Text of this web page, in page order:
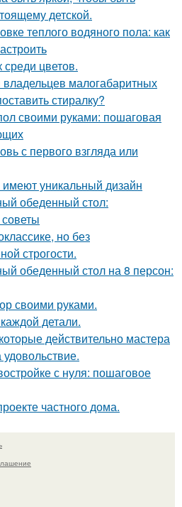
детской.
теплого водяного пола: как
цветов.
малогабаритных
стиралку?
своими руками: пошаговая
с первого взгляда или
имеют уникальный дизайн
обеденный стол:
но без
строгости.
обеденный стол на 8 персон:
своими руками.
детали.
действительно мастера
удовольствие.
с нуля: пошаговое
частного дома.